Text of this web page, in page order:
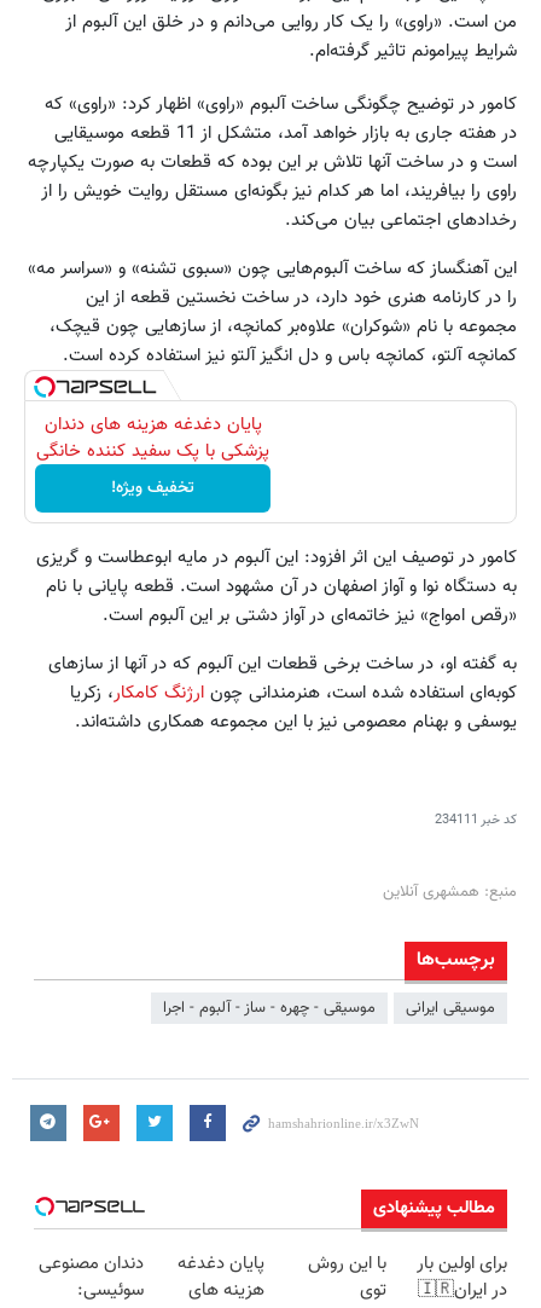
من است. «راوی» را یک کار روایی می‌دانم و در خلق این آلبوم از
شرایط پیرامونم تاثیر گرفته‌ام.
کامور در توضیح چگونگی ساخت آلبوم «راوی» اظهار کرد: «راوی» که
در هفته جاری به بازار خواهد آمد، متشکل از 11 قطعه موسیقایی
است و در ساخت آنها تلاش بر این بوده که قطعات به صورت یکپارچه
راوی را بیافریند، اما هر کدام نیز بگونه‌ای مستقل روایت خویش را از
رخدادهای اجتماعی بیان می‌کند.
این آهنگساز که ساخت آلبوم‌هایی چون «سبوی تشنه» و «سراسر مه»
را در کارنامه هنری خود دارد، در ساخت نخستین قطعه از این
مجموعه با نام «شوکران» علاوه‌بر کمانچه، از سازهایی چون قیچک،
کمانچه آلتو، کمانچه باس و دل انگیز آلتو نیز استفاده کرده است.
پایان دغدغه هزینه های دندان
پزشکی با پک سفید کننده خانگی
تخفیف ویژه!
کامور در توصیف این اثر افزود: این آلبوم در مایه ابوعطاست و گریزی
به دستگاه نوا و آواز اصفهان در آن مشهود است. قطعه پایانی با نام
«رقص امواج» نیز خاتمه‌ای در آواز دشتی بر این آلبوم است.
به گفته او، در ساخت برخی قطعات این آلبوم که در آنها از سازهای
کوبه‌ای استفاده شده است، هنرمندانی چون ارژنگ کامکار، زکریا
یوسفی و بهنام معصومی نیز با این مجموعه همکاری داشته‌اند.
کد خبر 234111
منبع: همشهری آنلاین
برچسب‌ها
موسیقی ایرانی موسیقی - چهره - ساز - آلبوم - اجرا
مطالب پیشنهادی
برای اولین بار
در ایران🇮🇷
با این روش
توی
پایان دغدغه
هزینه های
دندان مصنوعی
سوئیسی: